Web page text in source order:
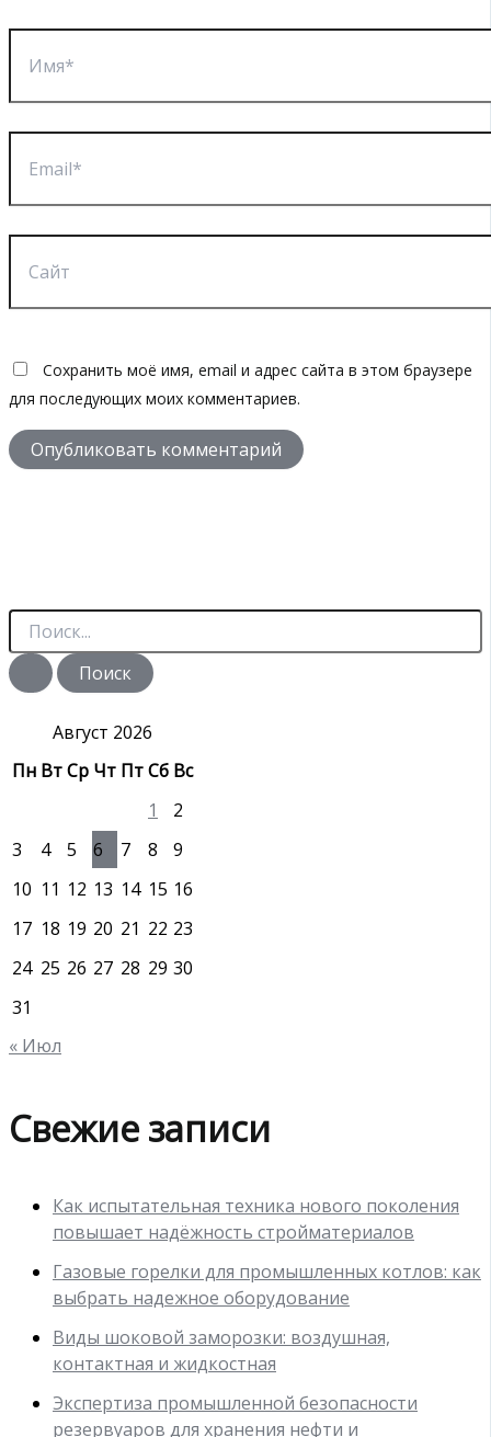
Сохранить моё имя, email и адрес сайта в этом браузере
для последующих моих комментариев.
П
и
с
Август 2026
Пн ВтСр Чт ПтСб Вс
1
2
3
4 5 6 7 8
9
10 11 12 13 14 15 16
17 18 19 20 21 22 23
24 25 26 27 28 29 30
31
« Июл
Свежие записи
Как испытательная техника нового поколения
повышает надёжность стройматериалов
Газовые горелки для промышленных котлов: как
выбрать надежное оборудование
Виды шоковой заморозки: воздушная,
контактная и жидкостная
Экспертиза промышленной безопасности
резервуаров для хранения нефти и